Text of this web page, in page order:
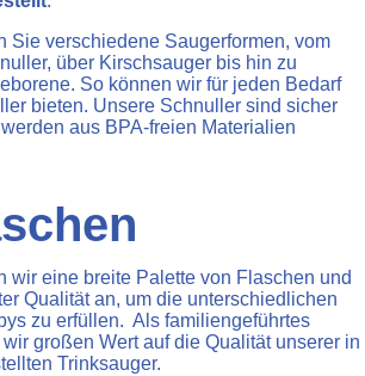
Sie verschiedene Saugerformen, vom
über Kirschsauger bis hin zu
So können wir für jeden Bedarf
bieten. Unsere Schnuller sind sicher
aus BPA-freien Materialien
wir eine breite Palette von Flaschen und
Qualität an, um die unterschiedlichen
zu erfüllen. Als familiengeführtes
großen Wert auf die Qualität unserer in
Trinksauger.